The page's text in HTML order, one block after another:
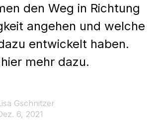
den Weg in Richtung
angehen und welche
entwickelt haben.
mehr dazu.
Gschnitzer
6, 2021